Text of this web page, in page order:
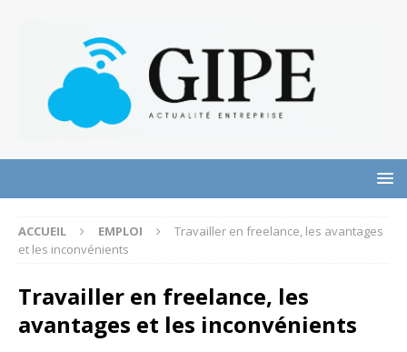
ACCUEIL EMPLOI
Travailler en freelance, les avantages
et les inconvénients
Travailler en freelance, les
avantages et les inconvénients